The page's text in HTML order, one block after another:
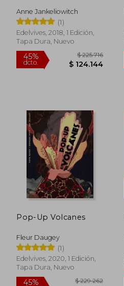
45%
dcto.
$ 125.182
$ 68.850
Anne Jankeliowitch
(1)
Edelvives, 2018, 1 Edición,
Tapa Dura, Nuevo
Pop-Up Volcanes
Fleur Daugey
(1)
Edelvives, 2020, 1 Edición,
Tapa Dura, Nuevo